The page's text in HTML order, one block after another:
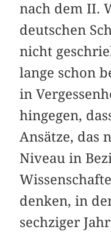
nach dem II.
deutschen
nicht
lange schon
in
hingegen,
Ansätze, das
Niveau in
denken, in
sechziger